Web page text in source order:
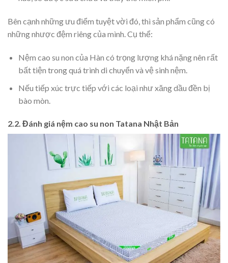
Bên cạnh những ưu điểm tuyệt vời đó, thì sản phẩm cũng có
những nhược đệm riêng của mình. Cụ thể:
Nệm cao su non của Hàn có trọng lượng khá nặng nên rất
bất tiện trong quá trình di chuyển và vệ sinh nệm.
Nếu tiếp xúc trực tiếp với các loại như xăng dầu đền bị
bào mòn.
2.2. Đánh giá nệm cao su non Tatana Nhật Bản